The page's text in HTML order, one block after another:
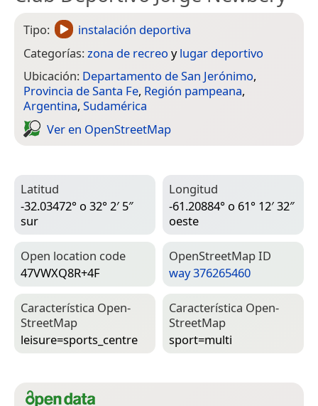
Tipo:
instalación deportiva
Categorías: zona de recreo ylugar deportivo
Ubicación: Departamento de San Jerónimo,
Provincia de Santa Fe, Región pampeana,
Argentina, Sudamérica
Ver en Open­Street­Map
Latitud
-32.03472° o 32° 2′ 5″
sur
Longitud
-61.20884° o 61° 12′ 32″
oeste
Open location code
47VWXQ8R+4F
Open­Street­Map ID
way 376265460
Característica Open­
Street­Map
leisure=­sports_centre
Característica Open­
Street­Map
sport=­multi